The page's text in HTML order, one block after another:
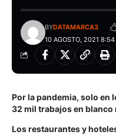
10 AGOSTO, 2021 8:54
BYDATAMARCA3
Por la pandemia, solo en
32 mil trabajos en blanco
Los restaurantes y